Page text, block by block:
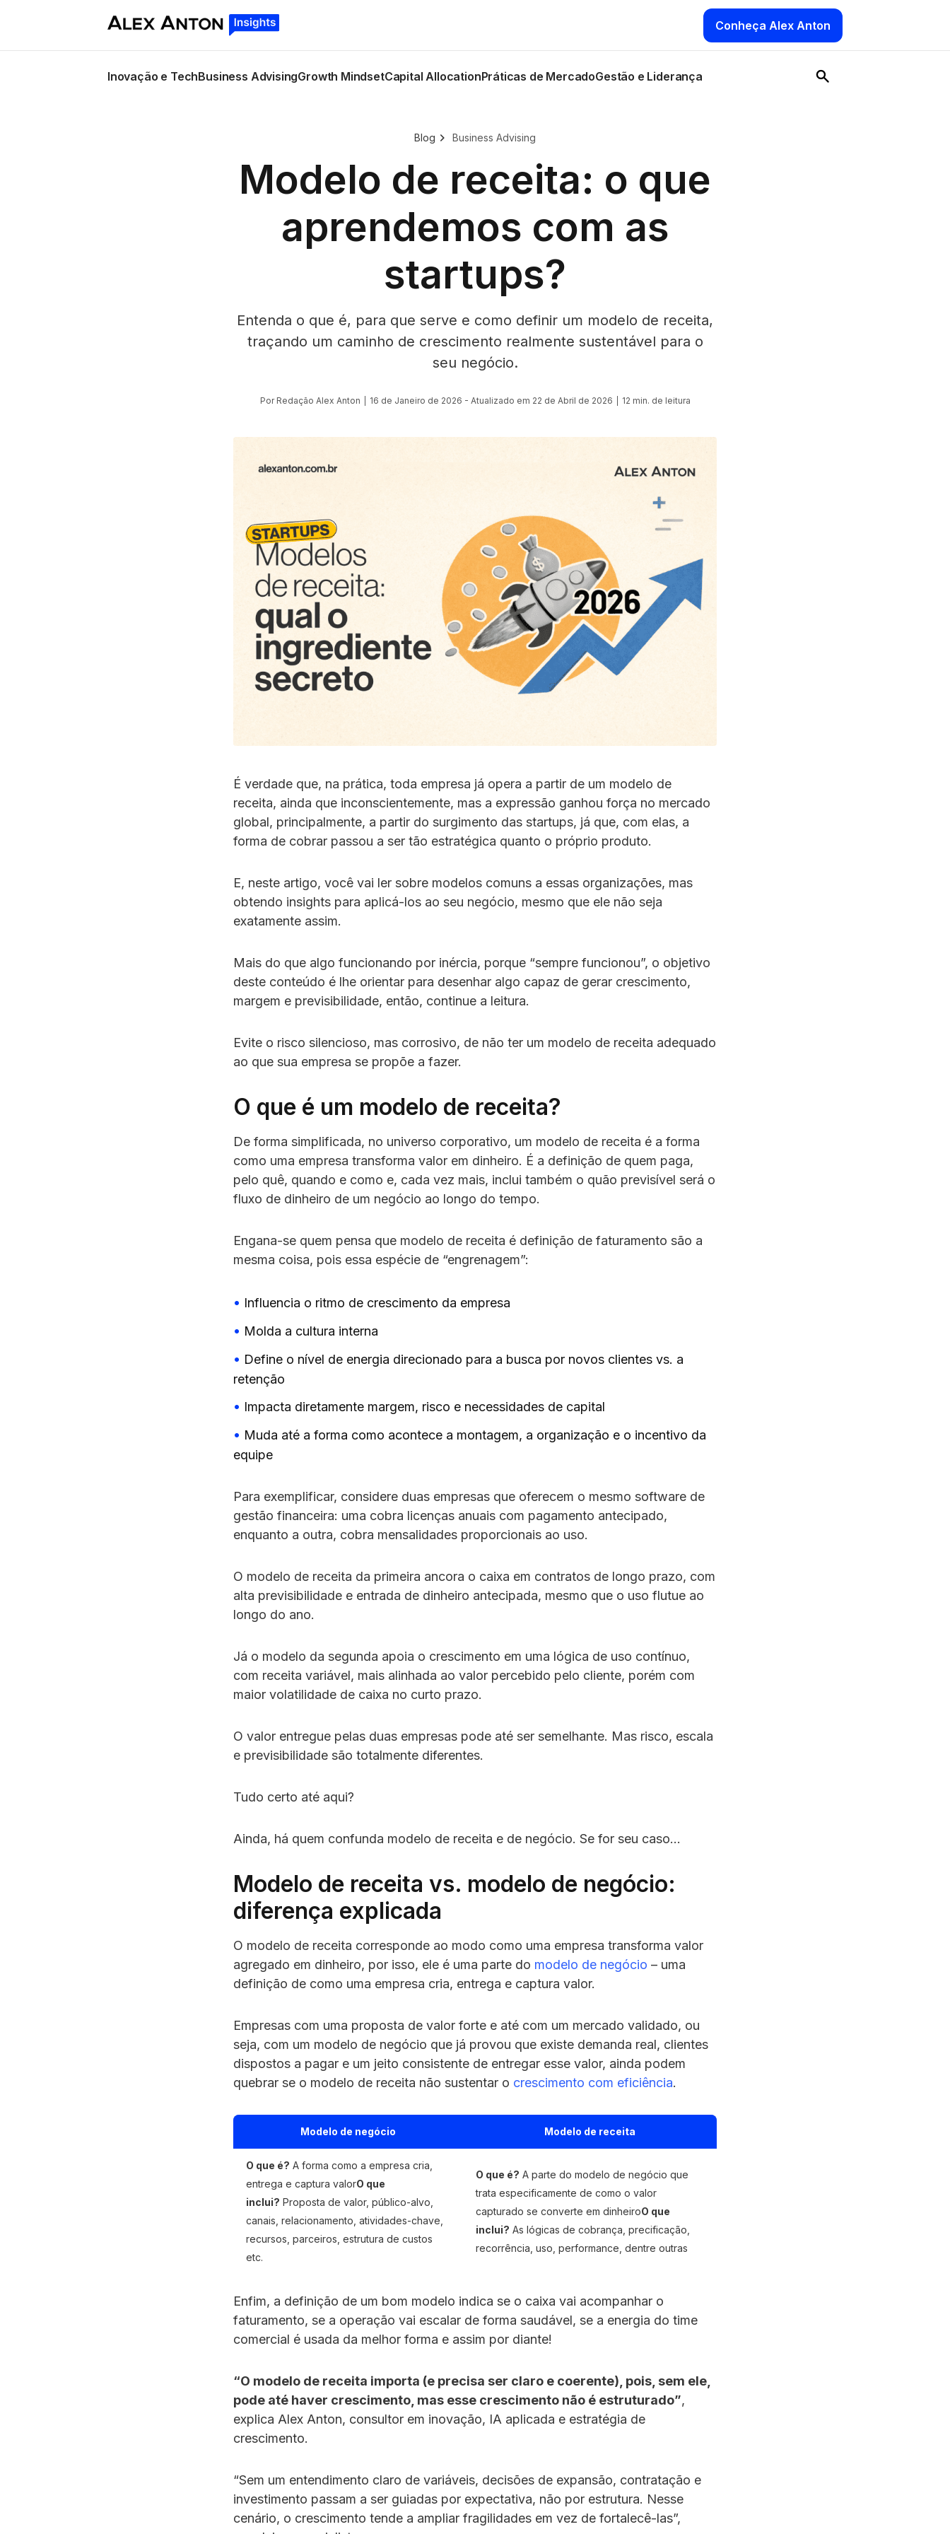
Conheça Alex Anton
Inovação e TechBusiness AdvisingGrowth MindsetCapital AllocationPráticas de MercadoGestão e Liderança
Blog Business Advising
Modelo de receita: o que
aprendemos com as
startups?
Entenda o que é, para que serve e como definir um modelo de receita,
traçando um caminho de crescimento realmente sustentável para o
seu negócio.
Por Redação Alex Anton 16 de Janeiro de 2026 - Atualizado em 22 de Abril de 2026 12 min. de leitura
É verdade que, na prática, toda empresa já opera a partir de um modelo de
receita, ainda que inconscientemente, mas a expressão ganhou força no mercado
global, principalmente, a partir do surgimento das startups, já que, com elas, a
forma de cobrar passou a ser tão estratégica quanto o próprio produto.
E, neste artigo, você vai ler sobre modelos comuns a essas organizações, mas
obtendo insights para aplicá-los ao seu negócio, mesmo que ele não seja
exatamente assim.
Mais do que algo funcionando por inércia, porque “sempre funcionou”, o objetivo
deste conteúdo é lhe orientar para desenhar algo capaz de gerar crescimento,
margem e previsibilidade, então, continue a leitura.
Evite o risco silencioso, mas corrosivo, de não ter um modelo de receita adequado
ao que sua empresa se propõe a fazer.
O que é um modelo de receita?
De forma simplificada, no universo corporativo, um modelo de receita é a forma
como uma empresa transforma valor em dinheiro. É a definição de quem paga,
pelo quê, quando e como e, cada vez mais, inclui também o quão previsível será o
fluxo de dinheiro de um negócio ao longo do tempo.
Engana-se quem pensa que modelo de receita é definição de faturamento são a
mesma coisa, pois essa espécie de “engrenagem”:
Influencia o ritmo de crescimento da empresa
Molda a cultura interna
Define o nível de energia direcionado para a busca por novos clientes vs. a
retenção
Impacta diretamente margem, risco e necessidades de capital
Muda até a forma como acontece a montagem, a organização e o incentivo da
equipe
Para exemplificar, considere duas empresas que oferecem o mesmo software de
gestão financeira: uma cobra licenças anuais com pagamento antecipado,
enquanto a outra, cobra mensalidades proporcionais ao uso.
O modelo de receita da primeira ancora o caixa em contratos de longo prazo, com
alta previsibilidade e entrada de dinheiro antecipada, mesmo que o uso flutue ao
longo do ano.
Já o modelo da segunda apoia o crescimento em uma lógica de uso contínuo,
com receita variável, mais alinhada ao valor percebido pelo cliente, porém com
maior volatilidade de caixa no curto prazo.
O valor entregue pelas duas empresas pode até ser semelhante. Mas risco, escala
e previsibilidade são totalmente diferentes.
Tudo certo até aqui?
Ainda, há quem confunda modelo de receita e de negócio. Se for seu caso…
Modelo de receita vs. modelo de negócio:
diferença explicada
O modelo de receita corresponde ao modo como uma empresa transforma valor
agregado em dinheiro, por isso, ele é uma parte do modelo de negócio – uma
definição de como uma empresa cria, entrega e captura valor.
Empresas com uma proposta de valor forte e até com um mercado validado, ou
seja, com um modelo de negócio que já provou que existe demanda real, clientes
dispostos a pagar e um jeito consistente de entregar esse valor, ainda podem
quebrar se o modelo de receita não sustentar o crescimento com eficiência.
Modelo de negócio Modelo de receita
O que é? A forma como a empresa cria,
entrega e captura valorO que
inclui? Proposta de valor, público-alvo,
canais, relacionamento, atividades-chave,
recursos, parceiros, estrutura de custos
etc.
O que é? A parte do modelo de negócio que
trata especificamente de como o valor
capturado se converte em dinheiroO que
inclui? As lógicas de cobrança, precificação,
recorrência, uso, performance, dentre outras
Enfim, a definição de um bom modelo indica se o caixa vai acompanhar o
faturamento, se a operação vai escalar de forma saudável, se a energia do time
comercial é usada da melhor forma e assim por diante!
“O modelo de receita importa (e precisa ser claro e coerente), pois, sem ele,
pode até haver crescimento, mas esse crescimento não é estruturado”,
explica Alex Anton, consultor em inovação, IA aplicada e estratégia de
crescimento.
“Sem um entendimento claro de variáveis, decisões de expansão, contratação e
investimento passam a ser guiadas por expectativa, não por estrutura. Nesse
cenário, o crescimento tende a ampliar fragilidades em vez de fortalecê-las”,